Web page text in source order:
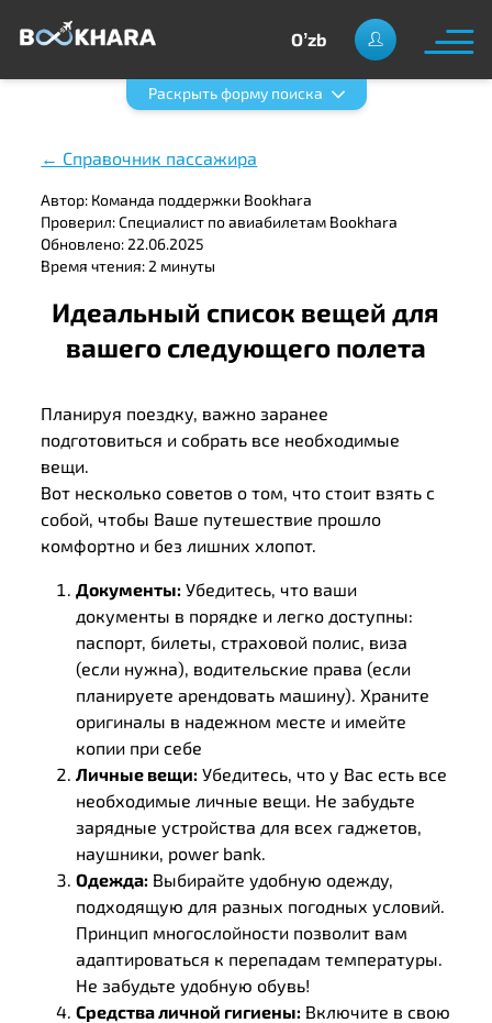
Oʼzb
Раскрыть форму поиска
← Справочник пассажира
Автор: Команда поддержки Bookhara
Проверил: Специалист по авиабилетам Bookhara
Обновлено: 22.06.2025
Время чтения: 2 минуты
Идеальный список вещей для
вашего следующего полета
Планируя поездку, важно заранее
подготовиться и собрать все необходимые
вещи.
Вот несколько советов о том, что стоит взять с
собой, чтобы Ваше путешествие прошло
комфортно и без лишних хлопот.
Документы: Убедитесь, что ваши
документы в порядке и легко доступны:
паспорт, билеты, страховой полис, виза
(если нужна), водительские права (если
планируете арендовать машину). Храните
оригиналы в надежном месте и имейте
копии при себе
Личные вещи: Убедитесь, что у Вас есть все
необходимые личные вещи. Не забудьте
зарядные устройства для всех гаджетов,
наушники, power bank.
Одежда: Выбирайте удобную одежду,
подходящую для разных погодных условий.
Принцип многослойности позволит вам
адаптироваться к перепадам температуры.
Не забудьте удобную обувь!
Средства личной гигиены: Включите в свою